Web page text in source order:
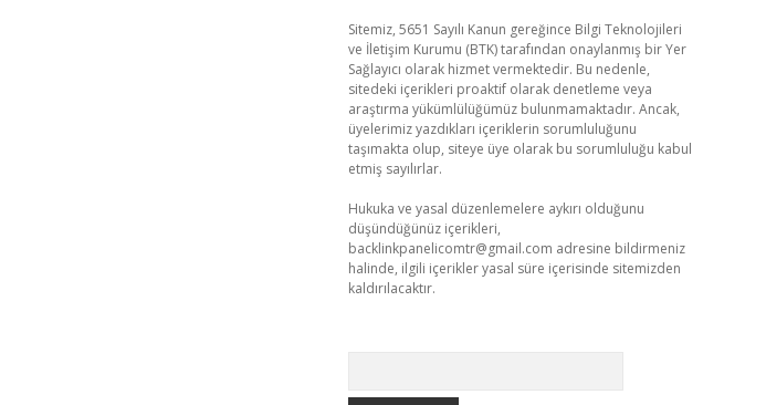
Sitemiz, 5651 Sayılı Kanun gereğince Bilgi Teknolojileri
ve İletişim Kurumu (BTK) tarafından onaylanmış bir Yer
Sağlayıcı olarak hizmet vermektedir. Bu nedenle,
sitedeki içerikleri proaktif olarak denetleme veya
araştırma yükümlülüğümüz bulunmamaktadır. Ancak,
üyelerimiz yazdıkları içeriklerin sorumluluğunu
taşımakta olup, siteye üye olarak bu sorumluluğu kabul
etmiş sayılırlar.
Hukuka ve yasal düzenlemelere aykırı olduğunu
düşündüğünüz içerikleri,
backlinkpanelicomtr@gmail.com adresine bildirmeniz
halinde, ilgili içerikler yasal süre içerisinde sitemizden
kaldırılacaktır.